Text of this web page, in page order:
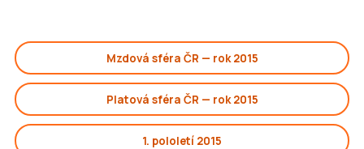
Mzdová sféra ČR — rok 2015
Platová sféra ČR — rok 2015
1. pololetí 2015